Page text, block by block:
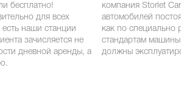
бесплатно!
для всех
есть наши станции
зачисляется не
дневной аренды, а
компания Storlet
автомобилей
как по специально
стандартам
должны